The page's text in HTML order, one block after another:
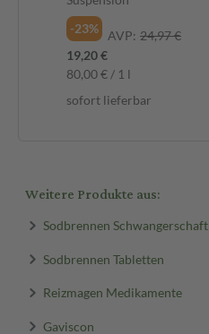
-23%
AVP: 24,97 €
19,20 €
80,00 € / 1 l
sofort lieferbar
Weitere Produkte aus:
Sodbrennen Schwangerschaft
Sodbrennen Tabletten
Reizmagen Medikamente
Gaviscon